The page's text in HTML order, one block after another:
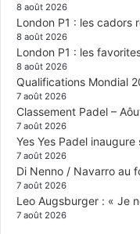
8 août 2026
London P1 : les cadors
8 août 2026
London P1 : les
8 août 2026
Qualifications Mondial
7 août 2026
Classement Padel –
7 août 2026
Yes Yes Padel
7 août 2026
Di Nenno / Navarro au
7 août 2026
Leo Augsburger : « Je
7 août 2026